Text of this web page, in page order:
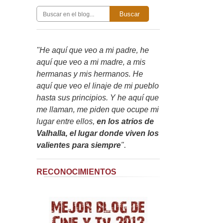
Buscar
"He aquí que veo a mi padre, he
aquí que veo a mi madre, a mis
hermanas y mis hermanos. He
aquí que veo el linaje de mi pueblo
hasta sus principios. Y he aquí que
me llaman, me piden que ocupe mi
lugar entre ellos, en los atrios de
Valhalla, el lugar donde viven los
valientes para siempre".
RECONOCIMIENTOS